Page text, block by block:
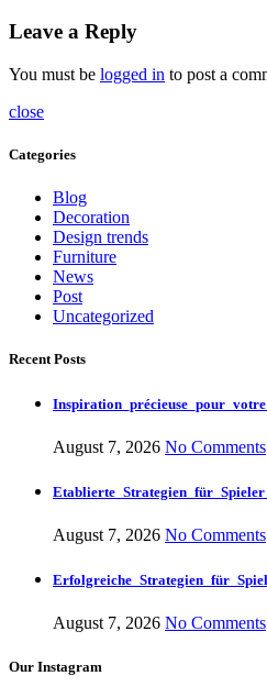
Leave a Reply
You must be logged in to post a
close
Categories
Blog
Decoration
Design trends
Furniture
News
Post
Uncategorized
Recent Posts
August 7, 2026 No Comments
August 7, 2026 No Comments
August 7, 2026 No Comments
Our Instagram